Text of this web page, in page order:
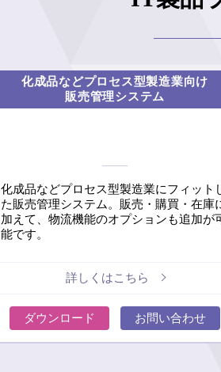
化成品などプロセス型製造業向け
販売管理システム
化成品などプロセス型製造業にフィット
た販売管理システム。販売・購買・在庫
加えて、物流機能のオプションも追加が
能です。
詳しくはこちら
ダウンロード お問い合わせ